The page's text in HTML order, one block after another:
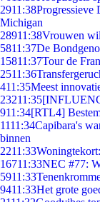
2911:38Progressieve
Michigan
28911:38Vrouwen
5811:37De
15811:37Tour de
2511:36
411:35Meest
23211:35
911:34[RTL4]
1111:34Capibara's
binnen
2211:33
16711:33NEC #77:
5911:33
9411:33Het grote